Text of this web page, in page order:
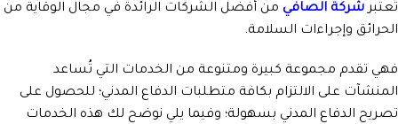
تُعتبرشركة الصافي من أفضل الشركات الرائدة في مجال الوقاية من
الحرائق وإجراءات السلامة.
فهي تقدم مجموعة كبيرة ومتنوعة من الخدمات التي تُساعد
المنشآت على الالتزام بكافة متطلبات الدفاع المدني؛ للحصول على
تصريح الدفاع المدني بسهولة؛ وفيما يلي نوضح لك هذه الخدمات